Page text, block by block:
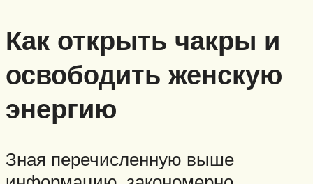
Как открыть чакры и
освободить женскую
энергию
Зная перечисленную выше